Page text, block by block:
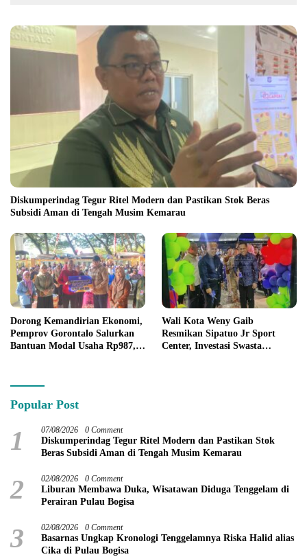
Diskumperindag Tegur Ritel Modern dan Pastikan Stok Beras
Subsidi Aman di Tengah Musim Kemarau
Dorong Kemandirian Ekonomi,
Pemprov Gorontalo Salurkan
Bantuan Modal Usaha Rp987,5
Wali Kota Weny Gaib
Resmikan Sipatuo Jr Sport
Center, Investasi Swasta
Popular Post
1 07/08/2026 0 Comment
Diskumperindag Tegur Ritel Modern dan Pastikan Stok
Beras Subsidi Aman di Tengah Musim Kemarau
2 02/08/2026 0 Comment
Liburan Membawa Duka, Wisatawan Diduga Tenggelam di
Perairan Pulau Bogisa
3 02/08/2026 0 Comment
Basarnas Ungkap Kronologi Tenggelamnya Riska Halid alias
Cika di Pulau Bogisa